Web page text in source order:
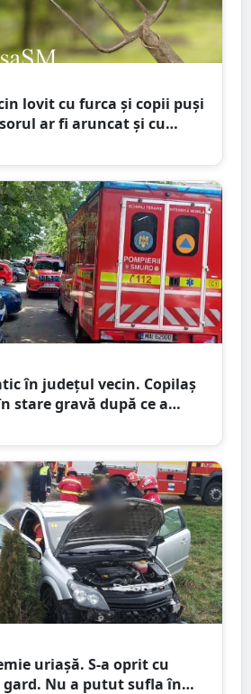
lovit cu furca și copii puși
ar fi aruncat și cu
familiei
în județul vecin. Copilaș
stare gravă după ce a
uriașă. S-a oprit cu
Nu a putut sufla în